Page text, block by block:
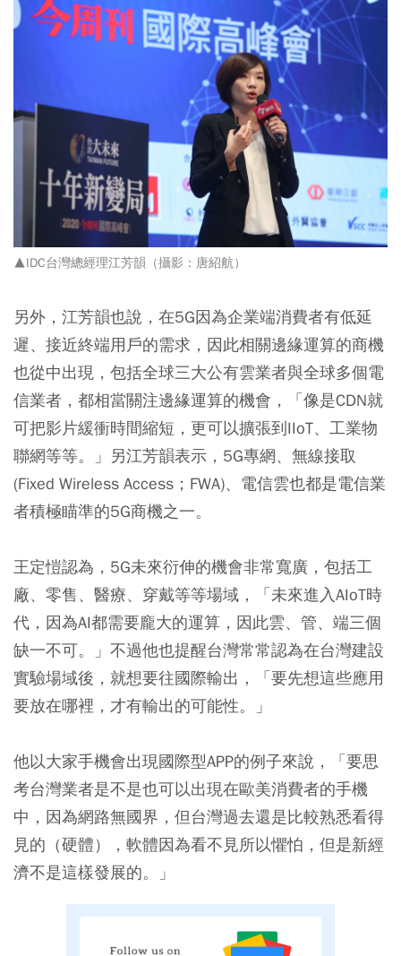
▲IDC台灣總經理江芳韻（攝影：唐紹航）
另外，江芳韻也說，在5G因為企業端消費者有低延
遲、接近終端用戶的需求，因此相關邊緣運算的商機
也從中出現，包括全球三大公有雲業者與全球多個電
信業者，都相當關注邊緣運算的機會，「像是CDN就
可把影片緩衝時間縮短，更可以擴張到IIoT、工業物
聯網等等。」另江芳韻表示，5G專網、無線接取
(Fixed Wireless Access；FWA)、電信雲也都是電信業
者積極瞄準的5G商機之一。
王定愷認為，5G未來衍伸的機會非常寬廣，包括工
廠、零售、醫療、穿戴等等場域，「未來進入AIoT時
代，因為AI都需要龐大的運算，因此雲、管、端三個
缺一不可。」不過他也提醒台灣常常認為在台灣建設
實驗場域後，就想要往國際輸出，「要先想這些應用
要放在哪裡，才有輸出的可能性。」
他以大家手機會出現國際型APP的例子來說，「要思
考台灣業者是不是也可以出現在歐美消費者的手機
中，因為網路無國界，但台灣過去還是比較熟悉看得
見的（硬體），軟體因為看不見所以懼怕，但是新經
濟不是這樣發展的。」